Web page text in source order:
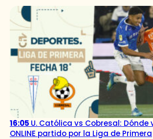
16:05 U. Católica vs Cobresal: Dónde
ONLINE partido por la Liga de Primera